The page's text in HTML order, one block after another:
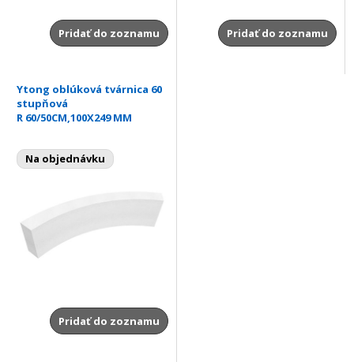
Pridať do zoznamu Pridať do zoznamu
Ytong oblúková tvárnica 60
stupňová
R 60/50CM,100X249 MM
Na objednávku
Pridať do zoznamu